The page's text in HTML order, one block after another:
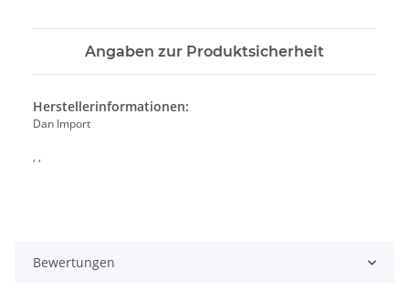
Angaben zur Produktsicherheit
Herstellerinformationen:
Dan Import
, ,
Bewertungen